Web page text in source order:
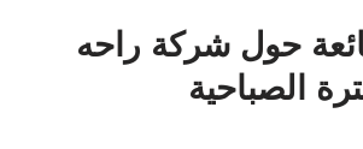
حول شركة راحه
الصباحية